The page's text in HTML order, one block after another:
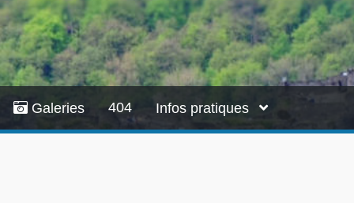
Galeries 404 Infos pratiques